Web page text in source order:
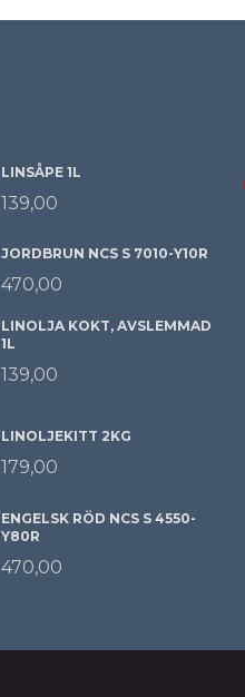
LINSÅPE 1L
139,00
JORDBRUN NCS S 7010-Y10R
470,00
LINOLJA KOKT, AVSLEMMAD
1L
139,00
LINOLJEKITT 2KG
179,00
ENGELSK RÖD NCS S 4550-
Y80R
470,00